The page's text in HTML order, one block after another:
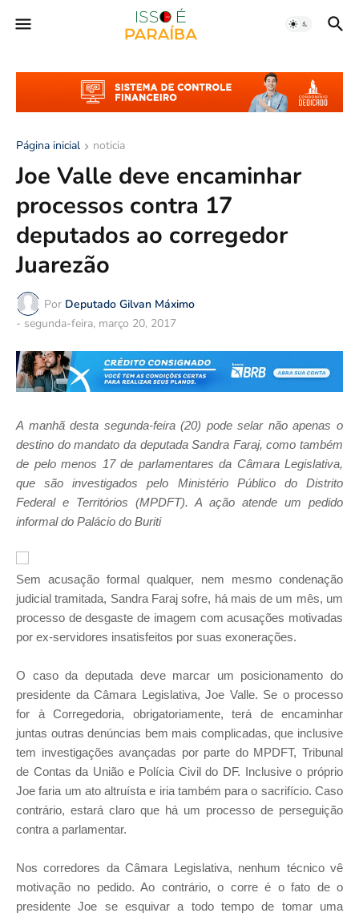
Página inicial noticia
Joe Valle deve encaminhar
processos contra 17
deputados ao corregedor
Juarezão
Por Deputado Gilvan Máximo
- segunda-feira, março 20, 2017
A manhã desta segunda-feira (20) pode selar não apenas o
destino do mandato da deputada Sandra Faraj, como também
de pelo menos 17 de parlamentares da Câmara Legislativa,
que são investigados pelo Ministério Público do Distrito
Federal e Territórios (MPDFT). A ação atende um pedido
informal do Palácio do Buriti
Sem acusação formal qualquer, nem mesmo condenação
judicial tramitada, Sandra Faraj sofre, há mais de um mês, um
processo de desgaste de imagem com acusações motivadas
por ex-servidores insatisfeitos por suas exonerações.
O caso da deputada deve marcar um posicionamento do
presidente da Câmara Legislativa, Joe Valle. Se o processo
for à Corregedoria, obrigatoriamente, terá de encaminhar
juntas outras denúncias bem mais complicadas, que inclusive
tem investigações avançadas por parte do MPDFT, Tribunal
de Contas da União e Polícia Civil do DF. Inclusive o próprio
Joe faria um ato altruísta e iria também para o sacrifício. Caso
contrário, estará claro que há um processo de perseguição
contra a parlamentar.
Nos corredores da Câmara Legislativa, nenhum técnico vê
motivação no pedido. Ao contrário, o corre é o fato de o
presidente Joe se esquivar a todo tempo de tomar uma